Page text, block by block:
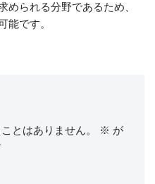
められる分野であるため、
能です。
とはありません。 ※ が